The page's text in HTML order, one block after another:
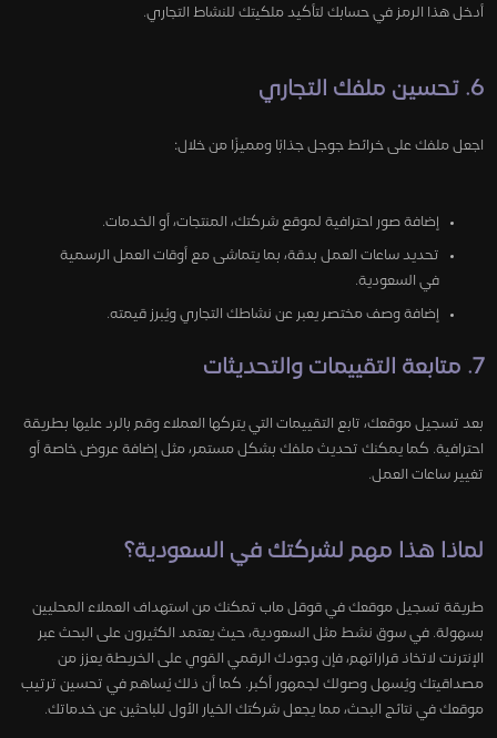
أدخل هذا الرمز في حسابك لتأكيد ملكيتك للنشاط التجاري.
6. تحسين ملفك التجاري
اجعل ملفك على خرائط جوجل جذابًا ومميزًا من خلال:
إضافة صور احترافية لموقع شركتك، المنتجات، أو الخدمات.
تحديد ساعات العمل بدقة، بما يتماشى مع أوقات العمل الرسمية
في السعودية.
إضافة وصف مختصر يعبر عن نشاطك التجاري ويُبرز قيمته.
7. متابعة التقييمات والتحديثات
بعد تسجيل موقعك، تابع التقييمات التي يتركها العملاء وقم بالرد عليها بطريقة
احترافية. كما يمكنك تحديث ملفك بشكل مستمر، مثل إضافة عروض خاصة أو
تغيير ساعات العمل.
لماذا هذا مهم لشركتك في السعودية؟
طريقة تسجيل موقعك في قوقل ماب تمكنك من استهداف العملاء المحليين
بسهولة. في سوق نشط مثل السعودية، حيث يعتمد الكثيرون على البحث عبر
الإنترنت لاتخاذ قراراتهم، فإن وجودك الرقمي القوي على الخريطة يعزز من
مصداقيتك ويُسهل وصولك لجمهور أكبر. كما أن ذلك يُساهم في تحسين ترتيب
موقعك في نتائج البحث، مما يجعل شركتك الخيار الأول للباحثين عن خدماتك.